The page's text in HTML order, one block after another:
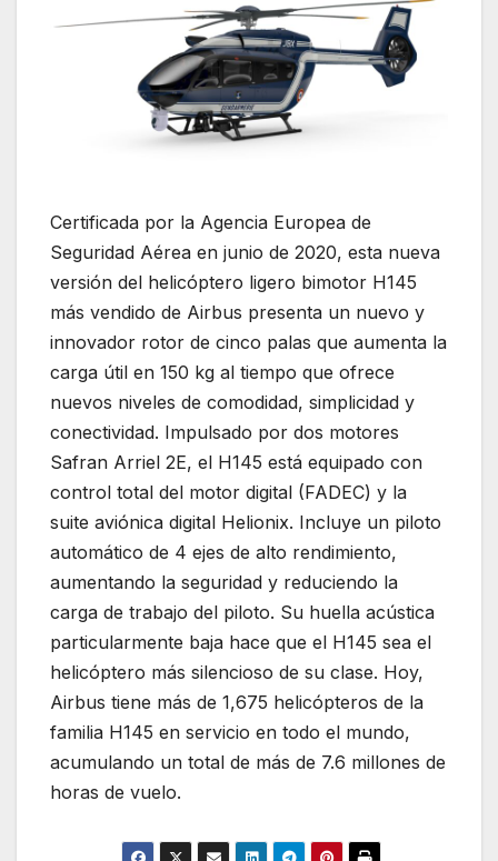
Certificada por la Agencia Europea de
Seguridad Aérea en junio de 2020, esta nueva
versión del helicóptero ligero bimotor H145
más vendido de Airbus presenta un nuevo y
innovador rotor de cinco palas que aumenta la
carga útil en 150 kg al tiempo que ofrece
nuevos niveles de comodidad, simplicidad y
conectividad. Impulsado por dos motores
Safran Arriel 2E, el H145 está equipado con
control total del motor digital (FADEC) y la
suite aviónica digital Helionix. Incluye un piloto
automático de 4 ejes de alto rendimiento,
aumentando la seguridad y reduciendo la
carga de trabajo del piloto. Su huella acústica
particularmente baja hace que el H145 sea el
helicóptero más silencioso de su clase. Hoy,
Airbus tiene más de 1,675 helicópteros de la
familia H145 en servicio en todo el mundo,
acumulando un total de más de 7.6 millones de
horas de vuelo.